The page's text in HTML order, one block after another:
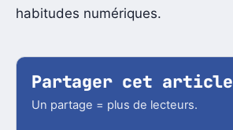
habitudes numériques.
Partager cet article
Un partage = plus de lecteurs.